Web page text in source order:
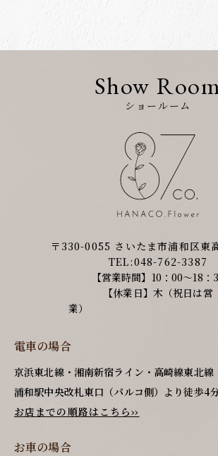
Show
ショールーム
〒330-0055 さいたま市浦和区東
TEL:048-762-3387
【営業時間】10：00～18：
【休業日】木（祝日は営
業
電車の場合
京浜東北線・湘南新宿ライン・高崎線東北線
浦和駅中央改札東口（パルコ側）より徒歩4
お店までの順路はこちら››
お車の場合